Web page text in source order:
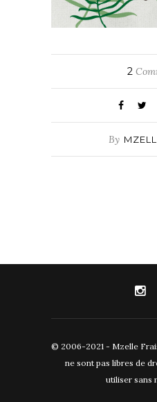
2
By
© 2006-2021 - Mzelle
ne sont pas libres de
utiliser sans